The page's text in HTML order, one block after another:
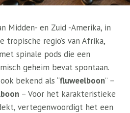
Midden- en Zuid -Amerika, in
tropische regio’s van Afrika,
spinale pods die een
geheim bevat spontaan.
ook bekend als “fluweelboon” –
– Voor het karakteristieke
vertegenwoordigt het een